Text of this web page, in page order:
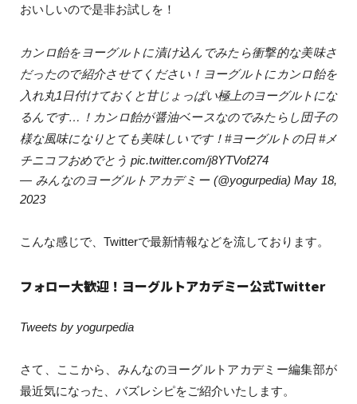
おいしいので是非お試しを！
カンロ飴をヨーグルトに漬け込んでみたら衝撃的な美味さ
だったので紹介させてください！ヨーグルトにカンロ飴を
入れ丸1日付けておくと甘じょっぱい極上のヨーグルトにな
るんです…！カンロ飴が醤油ベースなのでみたらし団子の
様な風味になりとても美味しいです！ #ヨーグルトの日 #メ
チニコフおめでとう pic.twitter.com/j8YTVof274
— みんなのヨーグルトアカデミー (@yogurpedia)May 18,
2023
こんな感じで、Twitterで最新情報などを流しております。
フォロー大歓迎！ヨーグルトアカデミー公式Twitter
Tweets by yogurpedia
さて、ここから、みんなのヨーグルトアカデミー編集部が
最近気になった、バズレシピをご紹介いたします。